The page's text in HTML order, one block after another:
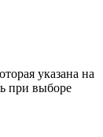
указана на
при выборе